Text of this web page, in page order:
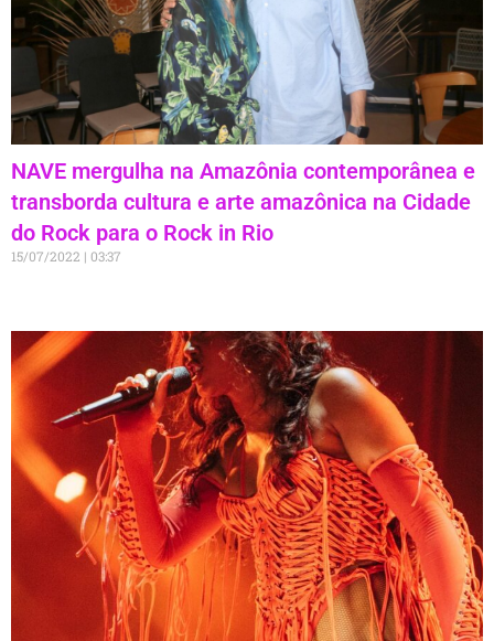
NAVE mergulha na Amazônia contemporânea e
transborda cultura e arte amazônica na Cidade
do Rock para o Rock in Rio
15/07/2022 03:37